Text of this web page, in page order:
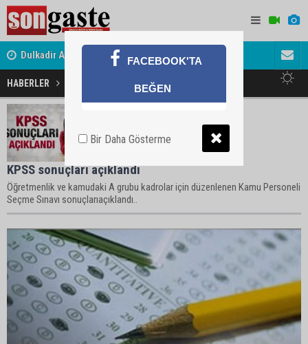
Dulkadir Ailesinin Mutlu Günü Gölbaşı
HABERLER
KPSS sonuçları açıklandı
Öğretmenlik ve kamudaki A grubu kadrolar için düzenlenen Kamu Personeli
Seçme Sınavı sonuçlarıaçıklandı..
FACEBOOK'TA
BEĞEN
Bir Daha Gösterme